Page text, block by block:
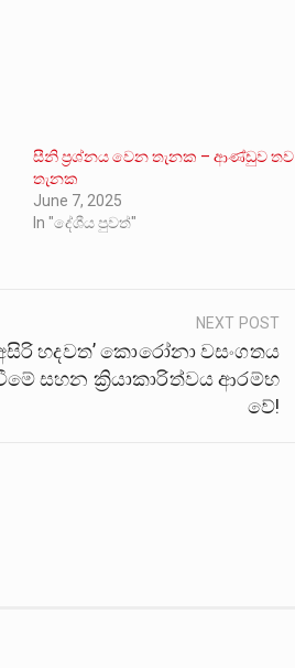
සීනි ප්‍රශ්නය වෙන තැනක – ආණ්ඩුව තව
තැනක
June 7, 2025
In "දේශීය පුවත්"
NEXT POST
හදවත’ කොරෝනා වසංගතය
සහන ක්‍රියාකාරිත්වය ආරම්භ
වේ!